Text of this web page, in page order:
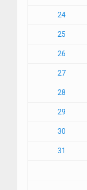
24
25
26
27
28
29
30
31